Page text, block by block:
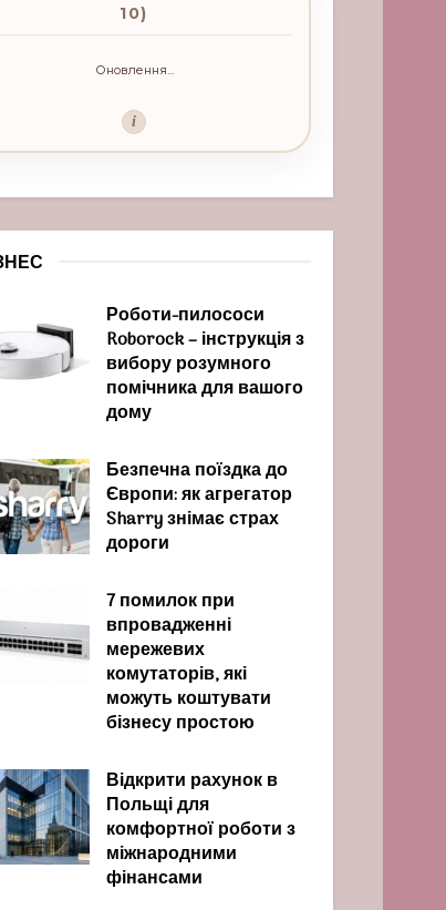
10)
Оновлення...
i
Роботи-пилососи
Roborock – інструкція з
вибору розумного
помічника для вашого
дому
Безпечна поїздка до
Європи: як агрегатор
Sharry знімає страх
дороги
7 помилок при
впровадженні
мережевих
комутаторів, які
можуть коштувати
бізнесу простою
Відкрити рахунок в
Польщі для
комфортної роботи з
міжнародними
фінансами